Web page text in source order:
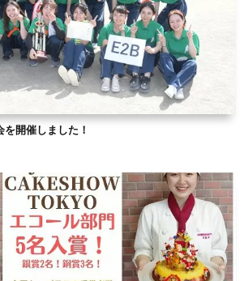
開催しました！